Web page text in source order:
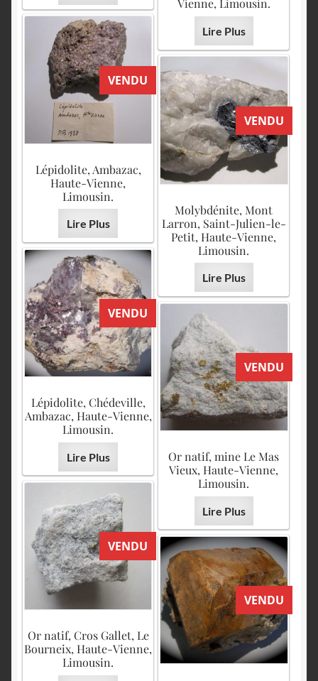
Vienne, Limousin.
Lire Plus
VENDU
Lépidolite, Ambazac,
Haute-Vienne,
Limousin.
Lire Plus
VENDU
Molybdénite, Mont
Larron, Saint-Julien-le-
Petit, Haute-Vienne,
Limousin.
Lire Plus
VENDU
Lépidolite, Chédeville,
Ambazac, Haute-Vienne,
Limousin.
Lire Plus
VENDU
Or natif, mine Le Mas
Vieux, Haute-Vienne,
Limousin.
Lire Plus
VENDU
Or natif, Cros Gallet, Le
Bourneix, Haute-Vienne,
Limousin.
VENDU